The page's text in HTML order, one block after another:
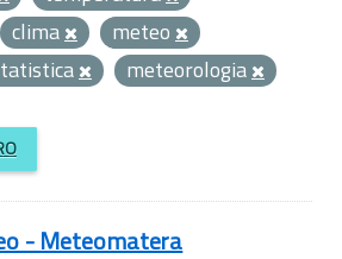
clima
meteo
meteorologia
- Meteomatera